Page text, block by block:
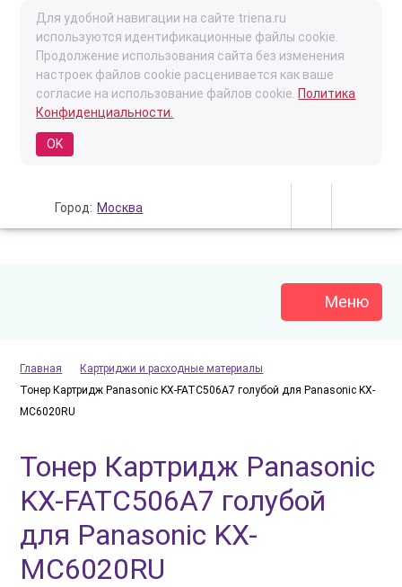
Для удобной навигации на сайте triena.ru
используются идентификационные файлы cookie.
Продолжение использования сайта без изменения
настроек файлов cookie расценивается как ваше
согласие на использование файлов cookie. Политика
Конфиденциальности.
OK
Город: Москва
Меню
Главная
Картриджи и расходные материалы
Тонер Картридж Panasonic KX-FATC506A7 голубой для Panasonic KX-
MC6020RU
Тонер Картридж Panasonic
KX-FATC506A7 голубой
для Panasonic KX-
MC6020RU